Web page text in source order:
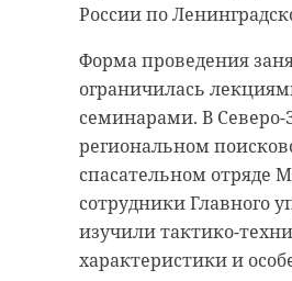
России по
Форма проведения
ограничилась
семинарами. В
региональном
спасательном отряде
сотрудники Главного
изучили тактико-
характеристики и